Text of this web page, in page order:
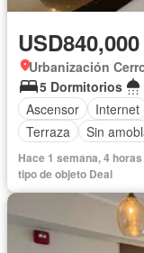
USD840,000
Urbanización
5 Dormitorios
Ascensor
Internet
Terraza
Sin
Hace 1 semana, 4 horas en
tipo de objeto Deal